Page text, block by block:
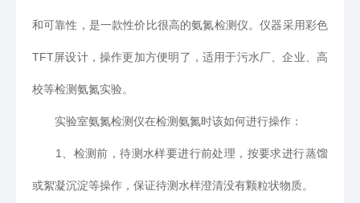
和可靠性，是一款性价比很高的氨氮检测仪。仪器采用彩色
TFT屏设计，操作更加方便明了，适用于污水厂、企业、高
校等检测氨氮实验。
实验室氨氮检测仪在检测氨氮时该如何进行操作：
1、检测前，待测水样要进行前处理，按要求进行蒸馏
或絮凝沉淀等操作，保证待测水样澄清没有颗粒状物质。